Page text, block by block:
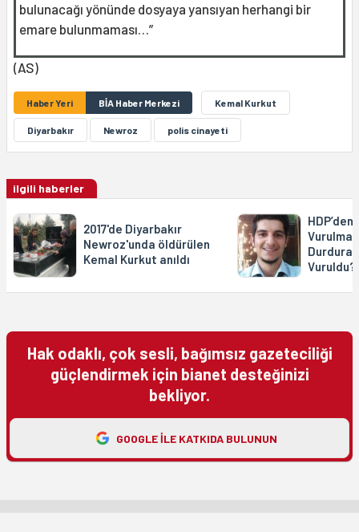
bulunacağı yönünde dosyaya yansıyan herhangi bir
emare bulunmaması…”
(AS)
Haber Yeri BİA Haber Merkezi Kemal Kurkut
Diyarbakır Newroz polis cinayeti
ilgili haberler
2017'de Diyarbakır
Newroz'unda öldürülen
Kemal Kurkut anıldı
Vuruldu?
Hak odaklı, çok sesli, bağımsız gazeteciliği
güçlendirmek için bianet desteğinizi
bekliyor.
GOOGLE ILE KATKIDA BULUNUN